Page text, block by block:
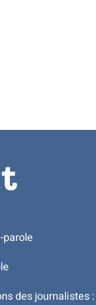
parole
des journalistes :